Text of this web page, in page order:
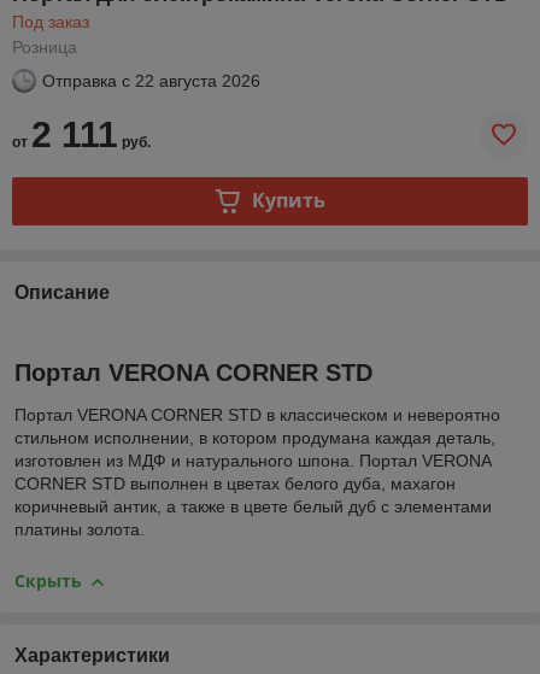
Под заказ
Розница
Отправка с 22 августа 2026
от 2 111 руб.
Купить
Описание
Портал VERONA CORNER STD
Портал VERONA CORNER STD в классическом и невероятно
стильном исполнении, в котором продумана каждая деталь,
изготовлен из МДФ и натурального шпона. Портал VERONA
CORNER STD выполнен в цветах белого дуба, махагон
коричневый антик, а также в цвете белый дуб с элементами
платины золота.
Скрыть
Характеристики